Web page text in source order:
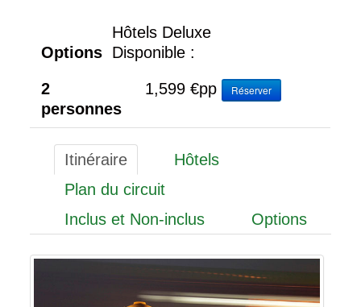
Options
Hôtels Deluxe
Disponible :
2
personnes
1,599 €pp Réserver
Itinéraire
Hôtels
Plan du circuit
Inclus et Non-inclus
Options